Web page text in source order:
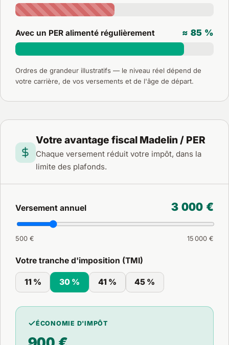
Avec un PER alimenté régulièrement ≈ 85 %
Ordres de grandeur illustratifs — le niveau réel dépend de
votre carrière, de vos versements et de l'âge de départ.
Votre avantage fiscal Madelin / PER
Chaque versement réduit votre impôt, dans la
limite des plafonds.
Versement annuel 3 000 €
500 € 15 000 €
Votre tranche d'imposition (TMI)
11 % 30 % 41 % 45 %
ÉCONOMIE D'IMPÔT